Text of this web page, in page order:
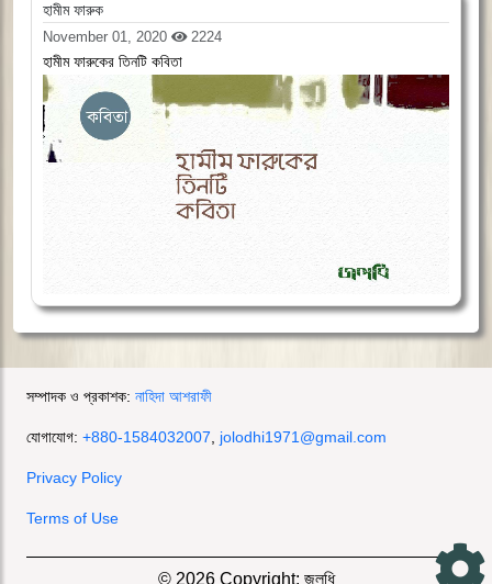
হামীম ফারুক
November 01, 2020 2224
হামীম ফারুকের তিনটি কবিতা
সম্পাদক ও প্রকাশক: নাহিদা আশরাফী
যোগাযোগ: +880-1584032007 jolodhi1971@gmail.com
Privacy Policy
Terms of Use
© 2026 Copyright: জলধি